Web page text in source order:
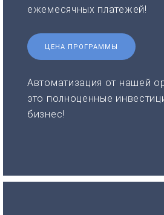
ежемесячных платежей!
ЦЕНА ПРОГРАММЫ
Автоматизация от нашей
это полноценные
бизнес!